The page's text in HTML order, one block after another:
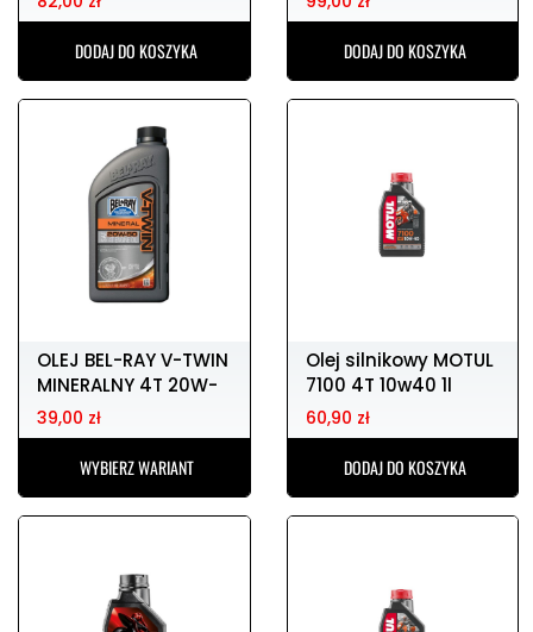
DODAJ DO KOSZYKA DODAJ DO KOSZYKA
OLEJ BEL-RAY V-TWIN
MINERALNY 4T 20W-
50 1 LITR
39,00 zł
WYBIERZ WARIANT
Olej silnikowy MOTUL
7100 4T 10w40 1l
60,90 zł
DODAJ DO KOSZYKA